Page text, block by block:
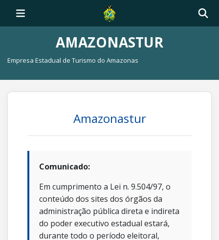
AMAZONASTUR
Empresa Estadual de Turismo do Amazonas
Amazonastur
Comunicado:
Em cumprimento a Lei n. 9.504/97, o
conteúdo dos sites dos órgãos da
administração pública direta e indireta
do poder executivo estadual estará,
durante todo o período eleitoral,